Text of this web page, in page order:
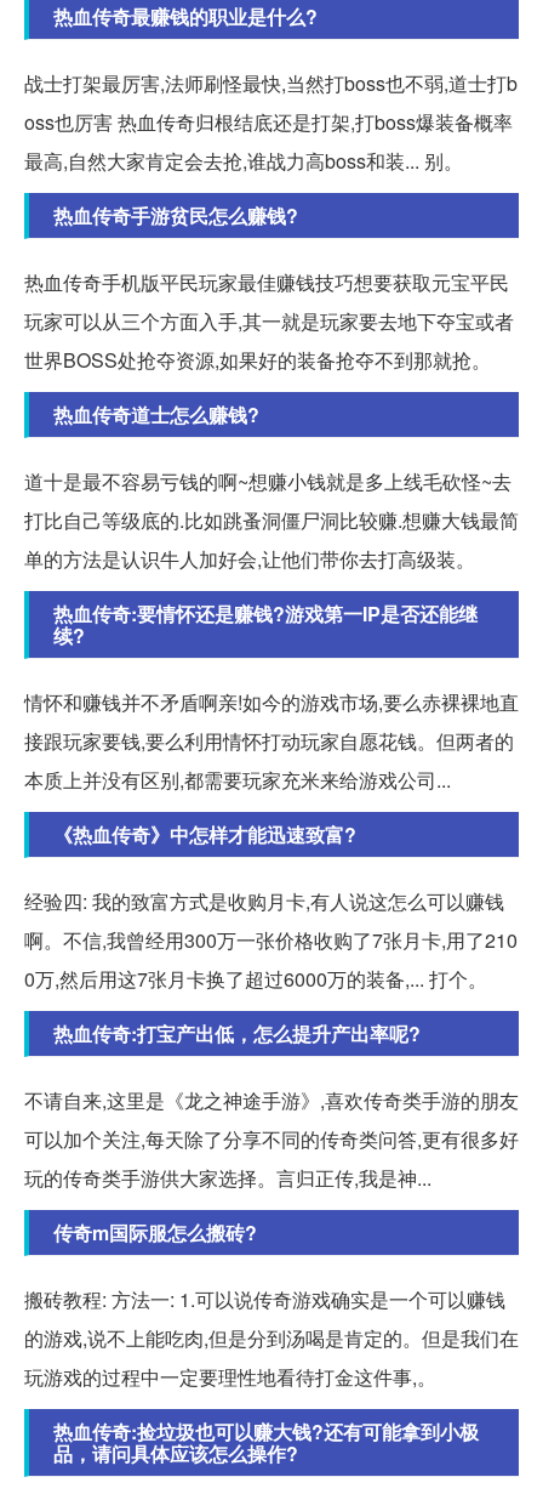
热血传奇最赚钱的职业是什么?
战士打架最厉害,法师刷怪最快,当然打boss也不弱,道士打b
oss也厉害 热血传奇归根结底还是打架,打boss爆装备概率
最高,自然大家肯定会去抢,谁战力高boss和装... 别。
热血传奇手游贫民怎么赚钱?
热血传奇手机版平民玩家最佳赚钱技巧想要获取元宝平民
玩家可以从三个方面入手,其一就是玩家要去地下夺宝或者
世界BOSS处抢夺资源,如果好的装备抢夺不到那就抢。
热血传奇道士怎么赚钱?
道十是最不容易亏钱的啊~想赚小钱就是多上线毛砍怪~去
打比自己等级底的.比如跳蚤洞僵尸洞比较赚.想赚大钱最简
单的方法是认识牛人加好会,让他们带你去打高级装。
热血传奇:要情怀还是赚钱?游戏第一IP是否还能继
续?
情怀和赚钱并不矛盾啊亲!如今的游戏市场,要么赤裸裸地直
接跟玩家要钱,要么利用情怀打动玩家自愿花钱。但两者的
本质上并没有区别,都需要玩家充米来给游戏公司...
《热血传奇》中怎样才能迅速致富?
经验四: 我的致富方式是收购月卡,有人说这怎么可以赚钱
啊。不信,我曾经用300万一张价格收购了7张月卡,用了210
0万,然后用这7张月卡换了超过6000万的装备,... 打个。
热血传奇:打宝产出低，怎么提升产出率呢?
不请自来,这里是《龙之神途手游》,喜欢传奇类手游的朋友
可以加个关注,每天除了分享不同的传奇类问答,更有很多好
玩的传奇类手游供大家选择。言归正传,我是神...
传奇m国际服怎么搬砖?
搬砖教程: 方法一: 1.可以说传奇游戏确实是一个可以赚钱
的游戏,说不上能吃肉,但是分到汤喝是肯定的。但是我们在
玩游戏的过程中一定要理性地看待打金这件事,。
热血传奇:捡垃圾也可以赚大钱?还有可能拿到小极
品，请问具体应该怎么操作?